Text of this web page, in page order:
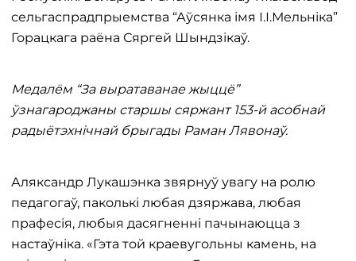
сельгаспрадпрыемства “Аўсянка імя І.І.Мельніка”
Горацкага раёна Сяргей Шындзікаў.
Медалём “За выратаванае жыццё”
ўзнагароджаны старшы сяржант 153-й асобнай
радыётэхнічнай брыгады Раман Лявонаў.
Аляксандр Лукашэнка звярнуў увагу на ролю
педагогаў, паколькі любая дзяржава, любая
прафесія, любыя дасягненні пачынаюцца з
настаўніка. «Гэта той краевугольны камень, на